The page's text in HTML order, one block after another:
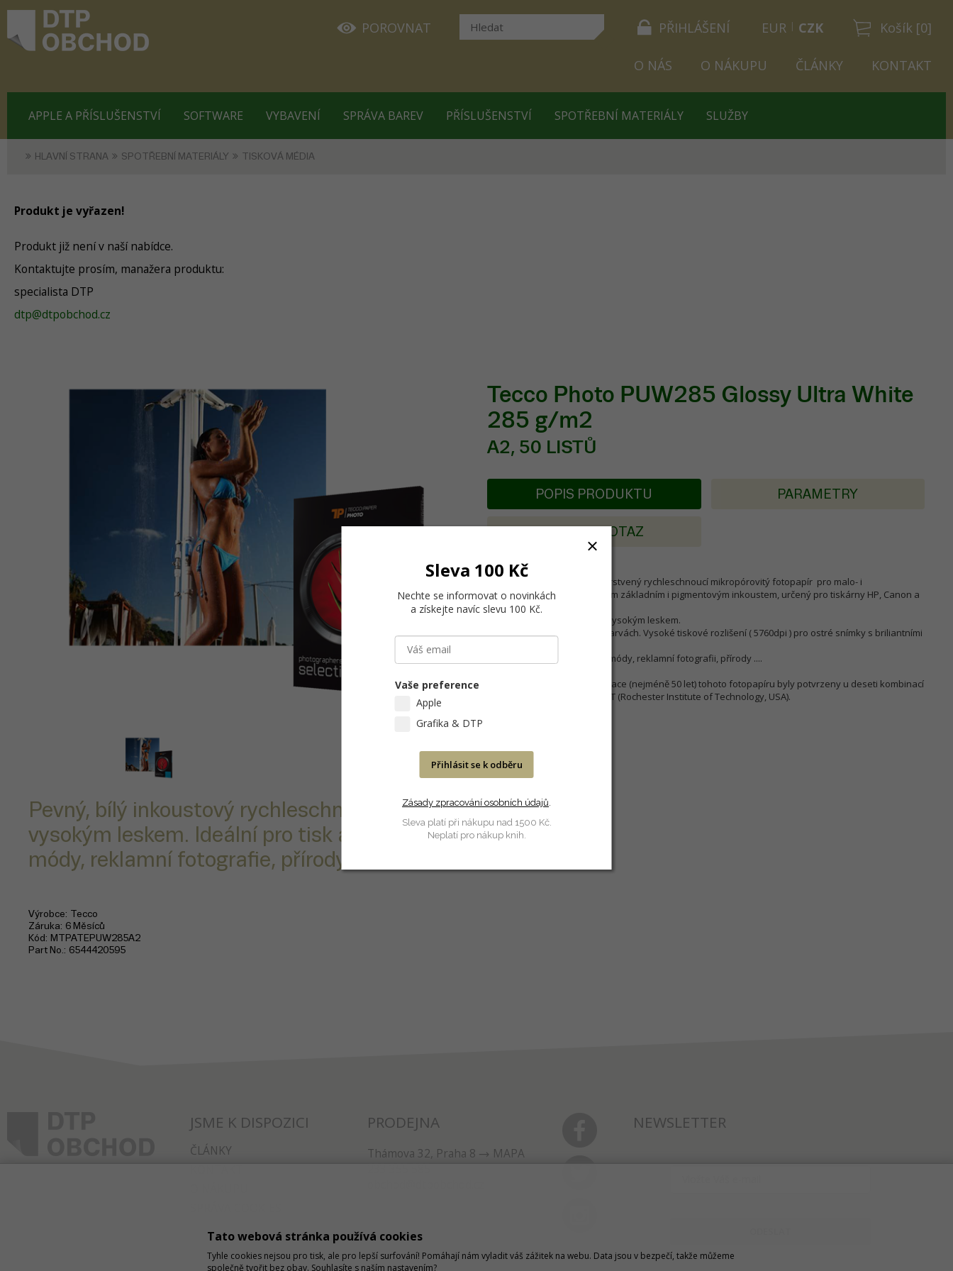
PŘIHLÁŠENÍ Košík [0]
POROVNAT EUR CZK
O NÁS O NÁKUPU ČLÁNKY KONTAKT
APPLE A PŘÍSLUŠENSTVÍ SOFTWARE VYBAVENÍ SPRÁVA BAREV PŘÍSLUŠENSTVÍ SPOTŘEBNÍ MATERIÁLY SLUŽBY
HLAVNÍ STRANA SPOTŘEBNÍ MATERIÁLY TISKOVÁ MÉDIA
Produkt je vyřazen!
Produkt již není v naší nabídce.
Kontaktujte prosím, manažera produktu:
specialista DTP
dtp@dtpobchod.cz
Tecco Photo PUW285 Glossy Ultra White
285 g/m2
A2, 50 LISTŮ
Pevný, bílý inkoustový rychleschnoucí papír s
vysokým leskem. Ideální pro tisk architektury,
módy, reklamní fotografie, přírody...
Výrobce Tecco
Záruka 6 Měsíců
Kód
MTPATEPUW285A2
Part No. 6544420595
POPIS PRODUKTU PARAMETRY
POSLAT DOTAZ
Univerzální jednostranně ovrstvený rychleschnoucí mikropórovitý fotopapír pro malo- i
velkoformátový tisk barevným základním i pigmentovým inkoustem, určený pro tiskárny HP, Canon a
Epson.
Pevný, ultra bílý fotopapír s vysokým leskem.
Rychleschnoucí i při sytých barvách. Vysoké tiskové rozlišení ( 5760dpi ) pro ostré snímky s briliantními
Ideální pro tisk architektury, módy, reklamní fotografii, přírody ....
Velmi dobré vlastnosti archivace (nejméně 50 let) tohoto fotopapíru byly potvrzeny u deseti kombinací
tiskárna / papír / inkoust u RIT (Rochester Institute of Technology, USA).
JSME K DISPOZICI
ČLÁNKY
PRODEJNA
Thámova 32, Praha 8
MAPA
NEWSLETTER
Tato webová stránka používá cookies
Tyhle cookies nejsou pro tisk, ale pro lepší surfování! Pomáhají nám vyladit váš zážitek na webu. Data jsou v bezpečí, takže můžeme
společně tvořit bez obav. Souhlasíte s naším nastavením?
Sleva 100 Kč
Nechte se informovat o novinkách
a získejte navíc slevu 100 Kč.
Vaše preference
Apple
Grafika & DTP
Přihlásit se k odběru
Zásady zpracování osobních údajů.
Sleva platí při nákupu nad 1500 Kč.
Neplatí pro nákup knih.